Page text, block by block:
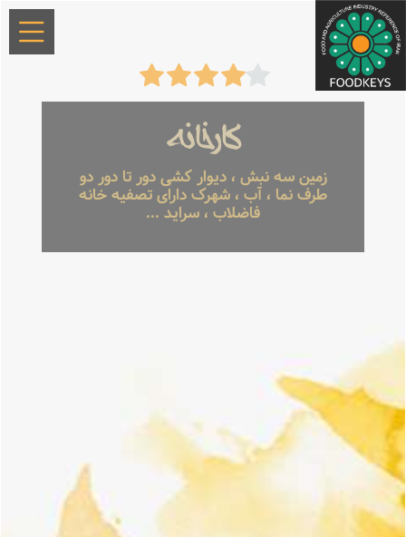
کارخانه
زمین سه نبش ، دیوار کشی دور تا دور دو
طرف نما ، آب ، شهرک دارای تصفیه خانه
فاضلاب ، سراید ...